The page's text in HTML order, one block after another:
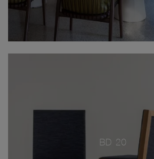
BD 20